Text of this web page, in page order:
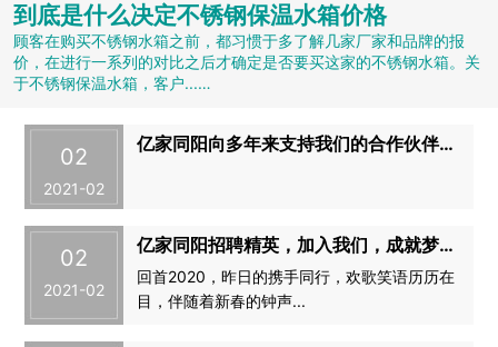
到底是什么决定不锈钢保温水箱价格
顾客在购买不锈钢水箱之前，都习惯于多了解几家厂家和品牌的报
价，在进行一系列的对比之后才确定是否要买这家的不锈钢水箱。关
于不锈钢保温水箱，客户...…
02
2021-02
亿家同阳向多年来支持我们的合作伙伴拜年啦！
02
2021-02
亿家同阳招聘精英，加入我们，成就梦想！！！
回首2020，昨日的携手同行，欢歌笑语历历在
目，伴随着新春的钟声...